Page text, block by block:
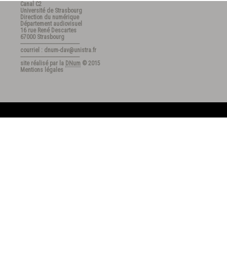
Canal C2
Université de Strasbourg
Direction du numérique
Département audiovisuel
16 rue René Descartes
67000 Strasbourg
---------------------------------------
courriel : dnum-dav@unistra.fr
---------------------------------------
site réalisé par la DNum © 2015
Mentions légales